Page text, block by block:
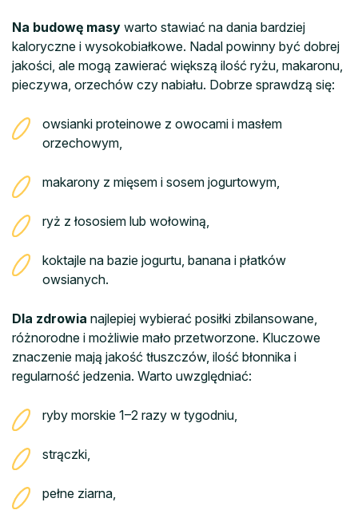
Na budowę masy warto stawiać na dania bardziej
kaloryczne i wysokobiałkowe. Nadal powinny być dobrej
jakości, ale mogą zawierać większą ilość ryżu, makaronu,
pieczywa, orzechów czy nabiału. Dobrze sprawdzą się:
owsianki proteinowe z owocami i masłem
orzechowym,
makarony z mięsem i sosem jogurtowym,
ryż z łososiem lub wołowiną,
koktajle na bazie jogurtu, banana i płatków
owsianych.
Dla zdrowia najlepiej wybierać posiłki zbilansowane,
różnorodne i możliwie mało przetworzone. Kluczowe
znaczenie mają jakość tłuszczów, ilość błonnika i
regularność jedzenia. Warto uwzględniać:
ryby morskie 1–2 razy w tygodniu,
strączki,
pełne ziarna,